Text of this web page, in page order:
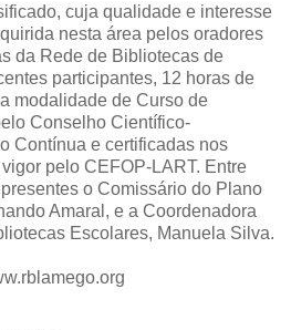
cuja qualidade e interesse
nesta área pelos oradores
da Rede de Bibliotecas de
participantes, 12 horas de
modalidade de Curso de
Conselho Científico-
Contínua e certificadas nos
pelo CEFOP-LART. Entre
o Comissário do Plano
Amaral, e a Coordenadora
Escolares, Manuela Silva.